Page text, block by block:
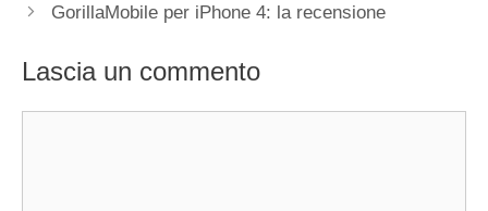
GorillaMobile per iPhone 4: la recensione
Lascia un commento